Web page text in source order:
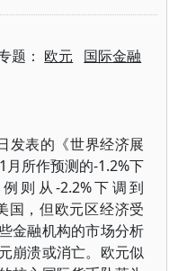
题： 欧元 国际金融
发表的《世界经济展
所作预测的-1.2%下
则从-2.2%下调到
国，但欧元区经济受
金融机构的市场分析
崩溃或消亡。欧元似